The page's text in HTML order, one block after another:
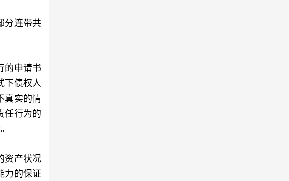
分连带共
申请书
下债权人
真实的情
任行为的
资产状况
力的保证